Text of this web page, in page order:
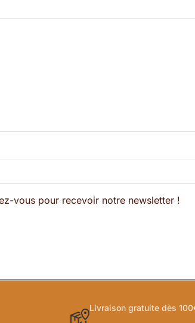
vous pour recevoir notre newsletter !
Livraison gratuite dès